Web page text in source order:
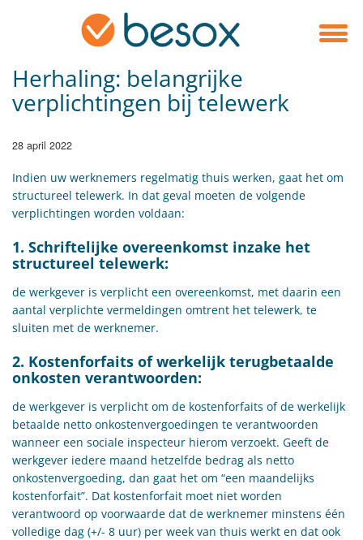
Herhaling: belangrijke
verplichtingen bij telewerk
28 april 2022
Indien uw werknemers regelmatig thuis werken, gaat het om
structureel telewerk. In dat geval moeten de volgende
verplichtingen worden voldaan:
1. Schriftelijke overeenkomst inzake het
structureel telewerk:
de werkgever is verplicht een overeenkomst, met daarin een
aantal verplichte vermeldingen omtrent het telewerk, te
sluiten met de werknemer.
2. Kostenforfaits of werkelijk terugbetaalde
onkosten verantwoorden:
de werkgever is verplicht om de kostenforfaits of de werkelijk
betaalde netto onkostenvergoedingen te verantwoorden
wanneer een sociale inspecteur hierom verzoekt. Geeft de
werkgever iedere maand hetzelfde bedrag als netto
onkostenvergoeding, dan gaat het om “een maandelijks
kostenforfait”. Dat kostenforfait moet niet worden
verantwoord op voorwaarde dat de werknemer minstens één
volledige dag (+/- 8 uur) per week van thuis werkt en dat ook